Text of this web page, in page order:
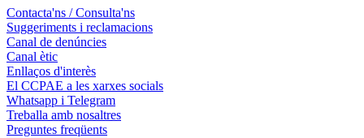
Contacta'ns / Consulta'ns
Suggeriments i reclamacions
Canal de denúncies
Canal ètic
Enllaços d'interès
El CCPAE a les xarxes socials
Whatsapp i Telegram
Treballa amb nosaltres
Preguntes freqüents